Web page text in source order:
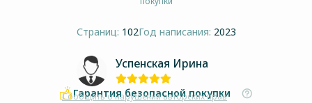
Страниц: 102Год написания: 2023
Успенская Ирина
Сообщить о нарушении авторских прав
Гарантия безопасной покупки